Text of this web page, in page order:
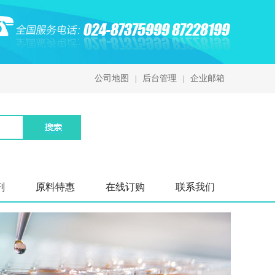
公司地图 后台管理 企业邮箱
原料特惠 在线订购 联系我们